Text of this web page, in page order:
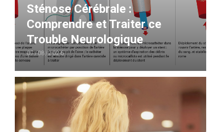
Sténose Cérébrale :
Comprendre et Traiter ce
Trouble Neurologique
07/08/2026